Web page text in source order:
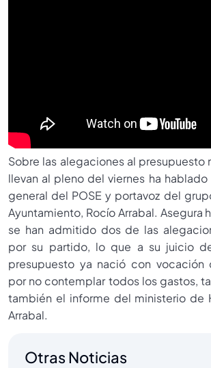
Sobre las alegaciones al presupuesto
llevan al pleno del viernes ha
general del POSE y portavoz del
Ayuntamiento, Rocío Arrabal. Asegura
se han admitido dos de las
por su partido, lo que a su juicio
presupuesto ya nació con vocación
por no contemplar todos los gastos,
también el informe del ministerio de
Arrabal.
Otras Noticias